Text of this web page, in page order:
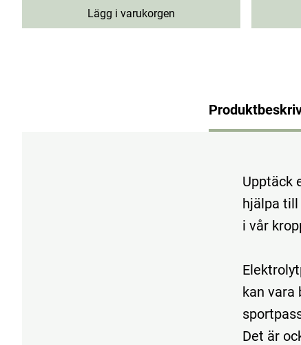
Lägg i varukorgen
Upptäck
hjälpa
i vår
kan vara
Det är